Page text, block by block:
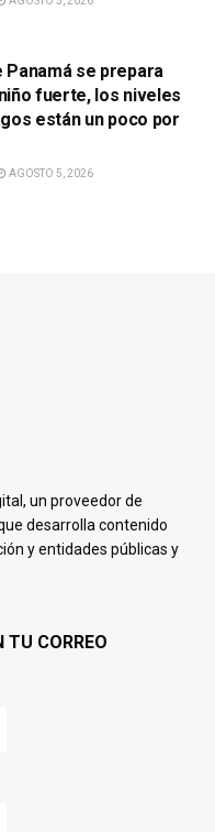
Panamá se prepara
fuerte, los niveles
están un poco por
AGOSTO 5, 2026
un proveedor de
desarrolla contenido
y entidades públicas y
TU CORREO